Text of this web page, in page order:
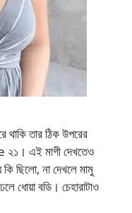
থাকি তার ঠিক উপরের
২১। এই মাগী দেখতেও
কি ছিলো, না দেখলে মামু
ধোয়া বডি। চেহারাটাও